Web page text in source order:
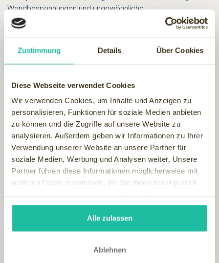
Zustimmung Details Über Cookies
Diese Webseite verwendet Cookies
Wir verwenden Cookies, um Inhalte und Anzeigen zu
personalisieren, Funktionen für soziale Medien anbieten
zu können und die Zugriffe auf unsere Website zu
analysieren. Außerdem geben wir Informationen zu Ihrer
Verwendung unserer Website an unsere Partner für
soziale Medien, Werbung und Analysen weiter. Unsere
Partner führen diese Informationen möglicherweise mit
weiteren Daten zusammen, die Sie ihnen bereitgestellt
gesammelt haben.
Alle zulassen
Ablehnen
Wandbespannungen und ungewöhnliche
Beleuchtungsszenarien vermitteln eine wohnliche
Perfekt ergänzt wird dieser Anbau durch das schon
bestehende Angebot aus einem 12 mal 8 Meter großen
Hallenschwimmbad, sechs Saunen und einem Fitness-